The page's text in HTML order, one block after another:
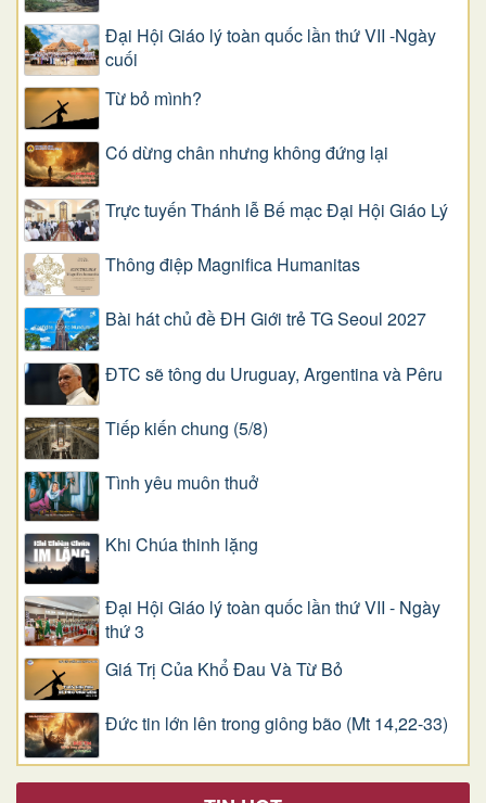
Đại Hội Giáo lý toàn quốc lần thứ VII -Ngày
cuối
Từ bỏ mình?
Có dừng chân nhưng không đứng lại
Trực tuyến Thánh lễ Bế mạc Đại Hội Giáo Lý
Thông điệp Magnifica Humanitas
Bài hát chủ đề ĐH Giới trẻ TG Seoul 2027
ĐTC sẽ tông du Uruguay, Argentina và Pêru
Tiếp kiến chung (5/8)
Tình yêu muôn thuở
Khi Chúa thinh lặng
Đại Hội Giáo lý toàn quốc lần thứ VII - Ngày
thứ 3
Giá Trị Của Khổ Ðau Và Từ Bỏ
Đức tin lớn lên trong giông bão (Mt 14,22-33)